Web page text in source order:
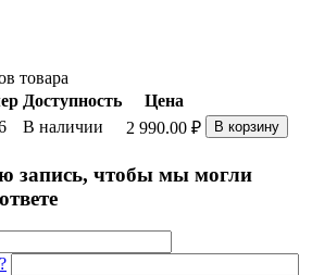
товара
Доступность
Цена
В наличии 2 990.00 ₽ В корзину
запись, чтобы мы могли